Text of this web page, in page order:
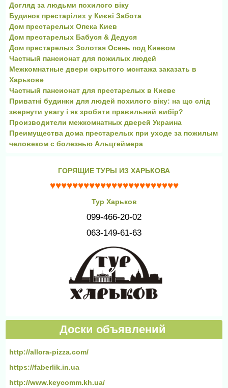
Догляд за людьми похилого віку
Будинок престарілих у Києві Забота
Дом престарелых Опека Киев
Дом престарелых Бабуся & Дедуся
Дом престарелых Золотая Осень под Киевом
Частный пансионат для пожилых людей
Межкомнатные двери скрытого монтажа заказать в
Харькове
Частный пансионат для престарелых в Киеве
Приватні будинки для людей похилого віку: на що слід
звернути увагу і як зробити правильний вибір?
Производители межкомнатных дверей Украина
Преимущества дома престарелых при уходе за пожилым
человеком с болезнью Альцгеймера
ГОРЯЩИЕ ТУРЫ ИЗ ХАРЬКОВА
♥♥♥♥♥♥♥♥♥♥♥♥♥♥♥♥♥♥♥♥♥♥♥
Тур Харьков
099-466-20-02
063-149-61-63
Доски объявлений
http://allora-pizza.com/
https://faberlik.in.ua
http://www.keycomm.kh.ua/